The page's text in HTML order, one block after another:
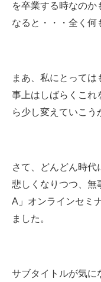
を卒業する時なのか
なると・・・全く何
まあ、私にとって
事上はしばらくこれ
ら少し変えていこう
さて、どんどん時代
悲しくなりつつ、無
A」オンラインセミ
ました。
サブタイトルが気に